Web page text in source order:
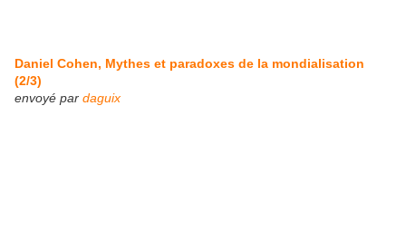
Daniel Cohen, Mythes et paradoxes de la mondialisation
(2/3)
envoyé par daguix